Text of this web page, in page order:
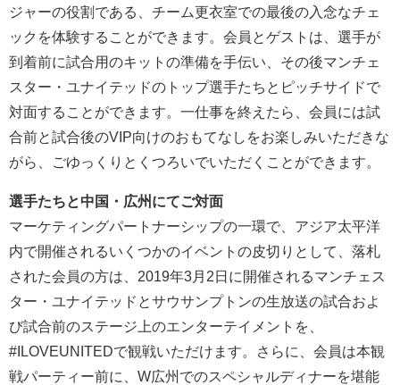
ジャーの役割である、チーム更衣室での最後の入念なチェ
ックを体験することができます。会員とゲストは、選手が
到着前に試合用のキットの準備を手伝い、その後マンチェ
スター・ユナイテッドのトップ選手たちとピッチサイドで
対面することができます。一仕事を終えたら、会員には試
合前と試合後のVIP向けのおもてなしをお楽しみいただきな
がら、ごゆっくりとくつろいでいただくことができます。
選手たちと中国・広州にてご対面
マーケティングパートナーシップの一環で、アジア太平洋
内で開催されるいくつかのイベントの皮切りとして、落札
された会員の方は、2019年3月2日に開催されるマンチェス
ター・ユナイテッドとサウサンプトンの生放送の試合およ
び試合前のステージ上のエンターテイメントを、
#ILOVEUNITEDで観戦いただけます。さらに、会員は本観
戦パーティー前に、W広州でのスペシャルディナーを堪能